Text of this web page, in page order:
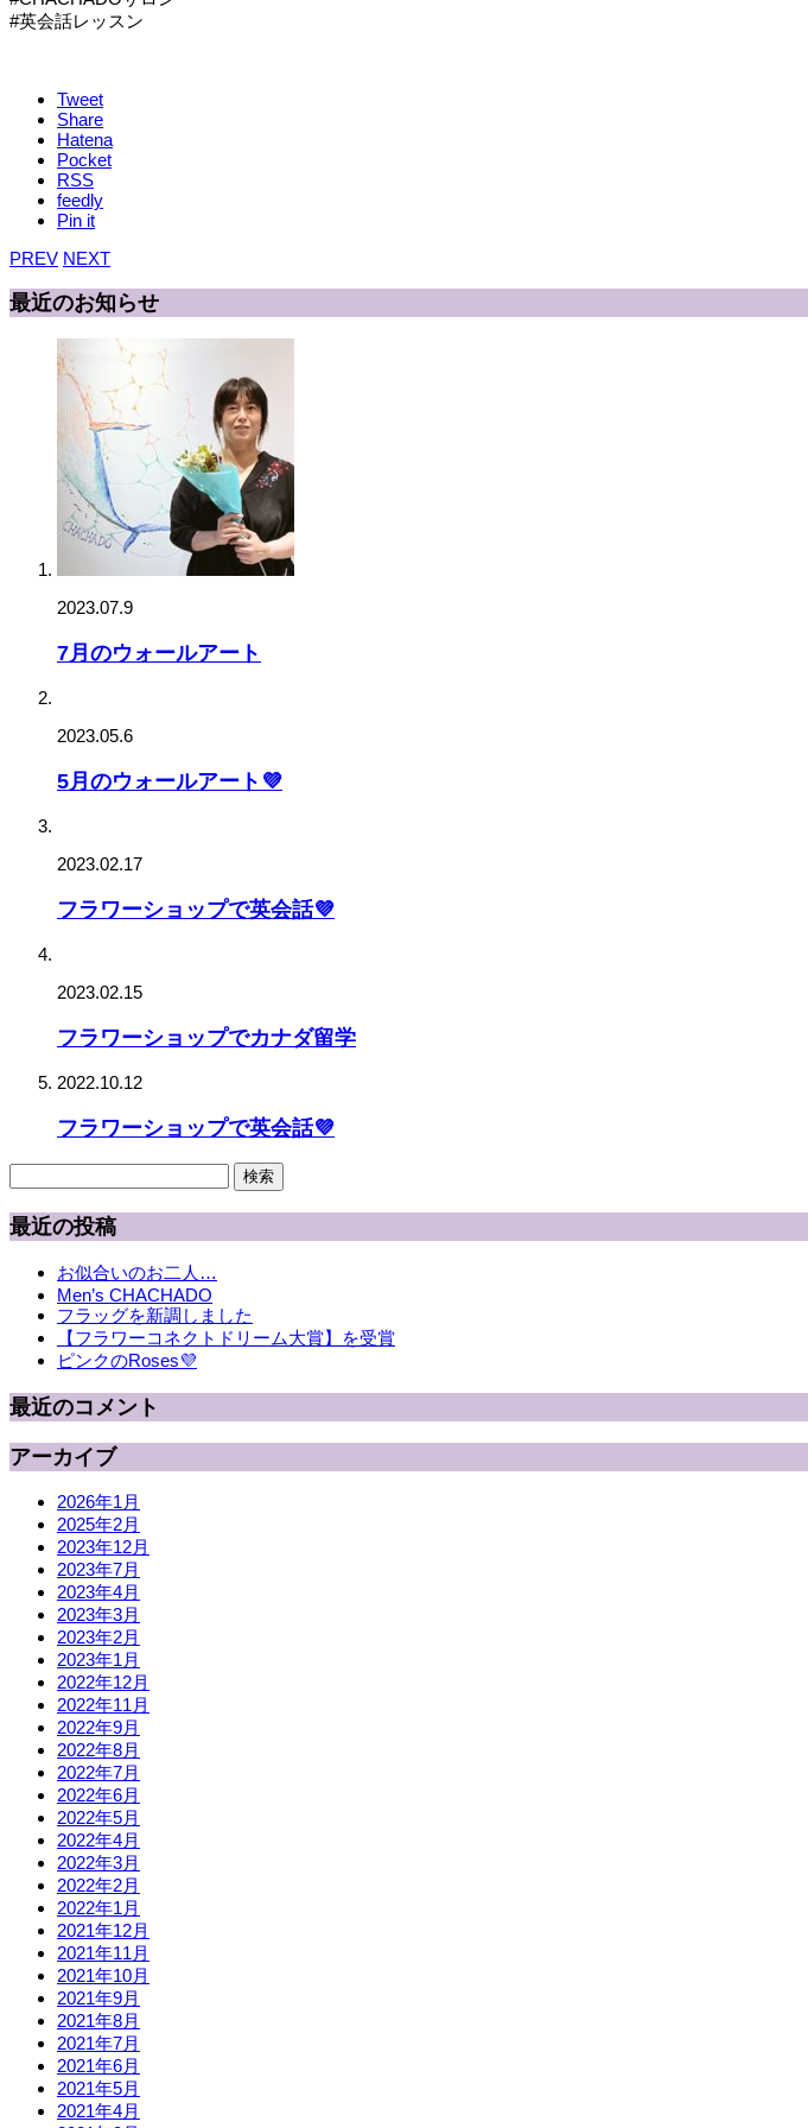
#英会話レッスン
Tweet
Share
Hatena
Pocket
RSS
feedly
Pin it
PREV NEXT
最近のお知らせ
2023.07.9
7月のウォールアート
2023.05.6
5月のウォールアート💜
2023.02.17
フラワーショップで英会話💜
2023.02.15
フラワーショップでカナダ留学
2022.10.12
フラワーショップで英会話💜
索:
最近の投稿
お似合いのお二人…
Men’s CHACHADO
フラッグを新調しました
【フラワーコネクトドリーム大賞】を受賞
ピンクのRoses💜
最近のコメント
アーカイブ
2026年1月
2025年2月
2023年12月
2023年7月
2023年4月
2023年3月
2023年2月
2023年1月
2022年12月
2022年11月
2022年9月
2022年8月
2022年7月
2022年6月
2022年5月
2022年4月
2022年3月
2022年2月
2022年1月
2021年12月
2021年11月
2021年10月
2021年9月
2021年8月
2021年7月
2021年6月
2021年5月
2021年4月